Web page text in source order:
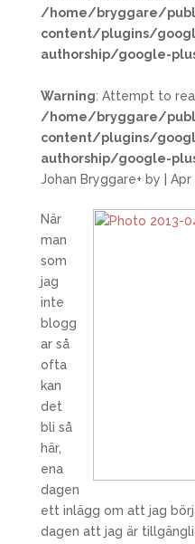
/home/bryggare/
content/plugins/
authorship/google-
Warning: Attempt to
/home/bryggare/
content/plugins/
authorship/google-
Johan Bryggare+ by Apr
När
man
som
jag
inte
blogg
ar så
ofta
kan
det
bli så
här,
ena
dagen
ett inlägg om att jag
dagen att jag är